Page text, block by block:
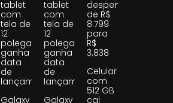
tablet
com
tela de
12
polegadas
ganha
data
de
lançamento
Galaxy
tablet
com
tela de
12
polegadas
ganha
data
de
lançamento
Galaxy
despenca
de R$
8.799
para
R$
3.838
Celular
com
512 GB
cai